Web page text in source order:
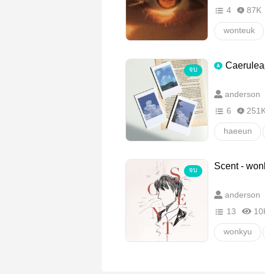
4
87K
wonteuk
จบ
anderson
6
haeeun
จบ Scent -
anderson
13
wonkyu